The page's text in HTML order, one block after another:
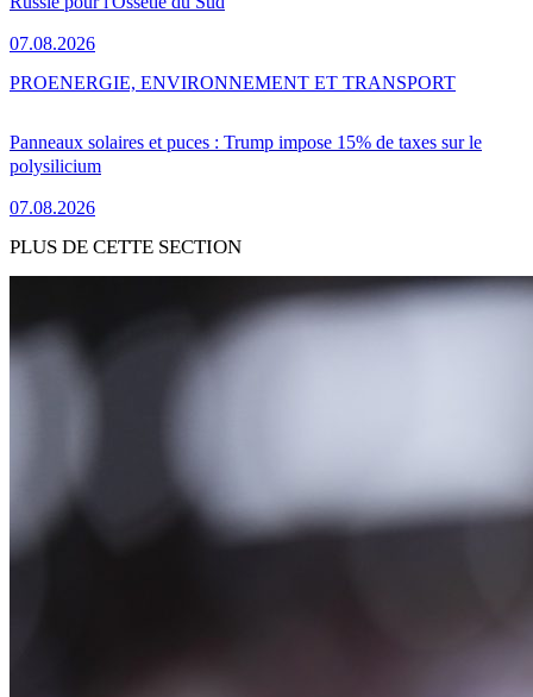
07.08.2026
Panneaux solaires et puces : Trump impose 15% de taxes sur le
polysilicium
07.08.2026
PROENERGIE, ENVIRONNEMENT ET TRANSPORT
PLUS DE CETTE SECTION